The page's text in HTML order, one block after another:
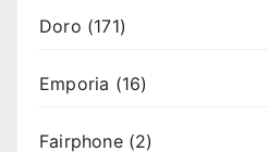
Doro (171)
Emporia (16)
Fairphone(2)